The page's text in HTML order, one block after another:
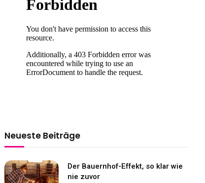
Neueste Beiträge
Der Bauernhof-Effekt, so klar wie
nie zuvor